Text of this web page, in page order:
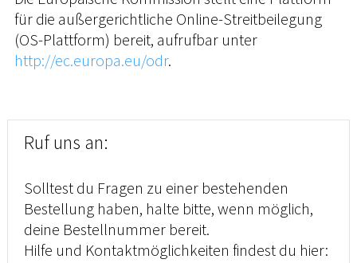
für die außergerichtliche Online-Streitbeilegung
(OS-Plattform) bereit, aufrufbar unter
http://ec.europa.eu/odr.
Ruf uns an:
Solltest du Fragen zu einer bestehenden
Bestellung haben, halte bitte, wenn möglich,
deine Bestellnummer bereit.
Hilfe und Kontaktmöglichkeiten findest du hier: